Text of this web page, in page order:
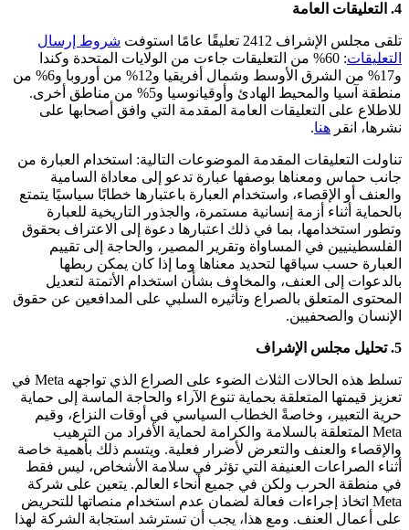
4. التعليقات العامة
تلقى مجلس الإشراف 2412 تعليقًا عامًا استوفت
شروط إرسال
التعليقات
: 60% من التعليقات جاءت من الولايات المتحدة وكندا
و17% من الشرق الأوسط وشمال أفريقيا و12% من أوروبا و6% من
منطقة آسيا والمحيط الهادئ وأوقيانوسيا و5% من مناطق أخرى.
للاطلاع على التعليقات العامة المقدمة التي وافق أصحابها على
نشرها، انقر هنا.
تناولت التعليقات المقدمة الموضوعات التالية: استخدام العبارة من
جانب حماس ومعناها بوصفها عبارة تدعو إلى معاداة السامية
والعنف أو الإقصاء، واستخدام العبارة باعتبارها خطابًا سياسيًا يتمتع
بالحماية أثناء أزمة إنسانية مستمرة، والجذور التاريخية للعبارة
وتطور استخدامها، بما في ذلك اعتبارها دعوة إلى الاعتراف بحقوق
الفلسطينيين في المساواة وتقرير المصير، والحاجة إلى تقييم
العبارة حسب سياقها لتحديد معناها وما إذا كان يمكن ربطها
بالدعوات إلى العنف، والمخاوف بشأن استخدام الأتمتة لتعديل
المحتوى المتعلق بالصراع وتأثيره السلبي على المدافعين عن حقوق
الإنسان والصحفيين.
5. تحليل مجلس الإشراف
تسلط هذه الحالات الثلاث الضوء على الصراع الذي تواجهه Meta في
تعزيز قيمتها المتعلقة بحماية تنوع الآراء والحاجة الماسة إلى حماية
حرية التعبير، وخاصةً الخطاب السياسي في أوقات النزاع، وقيم
Meta المتعلقة بالسلامة والكرامة لحماية الأفراد من الترهيب
والإقصاء والعنف والتعرض لأضرار فعلية. ويتسم ذلك بأهمية خاصة
أثناء الصراعات العنيفة التي تؤثر في سلامة الأشخاص، ليس فقط
في منطقة الحرب ولكن في جميع أنحاء العالم. يتعين على شركة
Meta اتخاذ إجراءات فعالة لضمان عدم استخدام منصاتها للتحريض
على أعمال العنف. ومع هذا، يجب أن تسترشد استجابة الشركة لهذا